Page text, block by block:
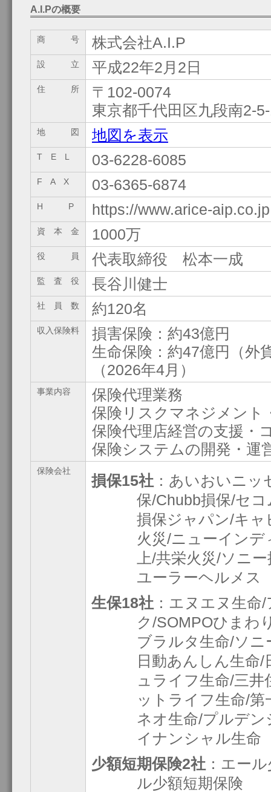
A.I.Pの概要
商 号 株式会社A.I.P
設 立 平成22年2月2日
住 所
〒102-0074
東京都千代田区九段南2-
地 図 地図を表示
T E L 03-6228-6085
F A X 03-6365-6874
H P https://www.arice-aip.co.jp
資 本 金 1000万
役 員 代表取締役 松本一成
監 査 役 長谷川健士
社 員 数 約120名
収入保険料
損害保険：約43億円
生命保険：約47億円（外
（2026年4月）
事業内容
保険代理業務
保険リスクマネジメント
保険代理店経営の支援・
保険システムの開発・運
保険会社
損保15社：あいおいニッ
保/Chubb損保/セ
損保ジャパン/キャ
火災/ニューインデ
上/共栄火災/ソニ
ユーラーヘルメス
生保18社：エヌエヌ生命
ク/SOMPOひまわ
ブラルタ生命/ソニ
日動あんしん生命
ュライフ生命/三
ットライフ生命/
ネオ生命/プルデ
イナンシャル生命
少額短期保険2社：エー
ル少額短期保険